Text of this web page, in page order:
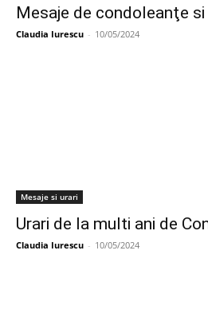
Mesaje de condoleanţe si
Claudia Iurescu - 10/05/2024
Mesaje si urari
Urari de la multi ani de
Claudia Iurescu - 10/05/2024